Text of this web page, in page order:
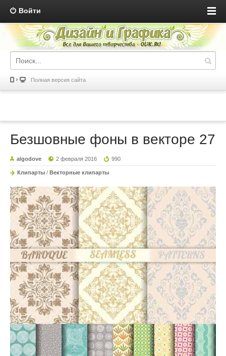
Войти
Полная версия сайта
Безшовные фоны в векторе 27
algodove 2 февраля 2016 990
Клипарты / Векторные клипарты